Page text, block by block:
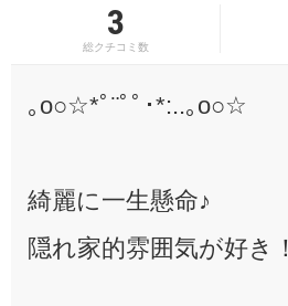
3
総クチコミ数
｡o○☆*ﾟ¨ﾟﾟ･*:..｡o○☆
綺麗に一生懸命♪
隠れ家的雰囲気が好き！